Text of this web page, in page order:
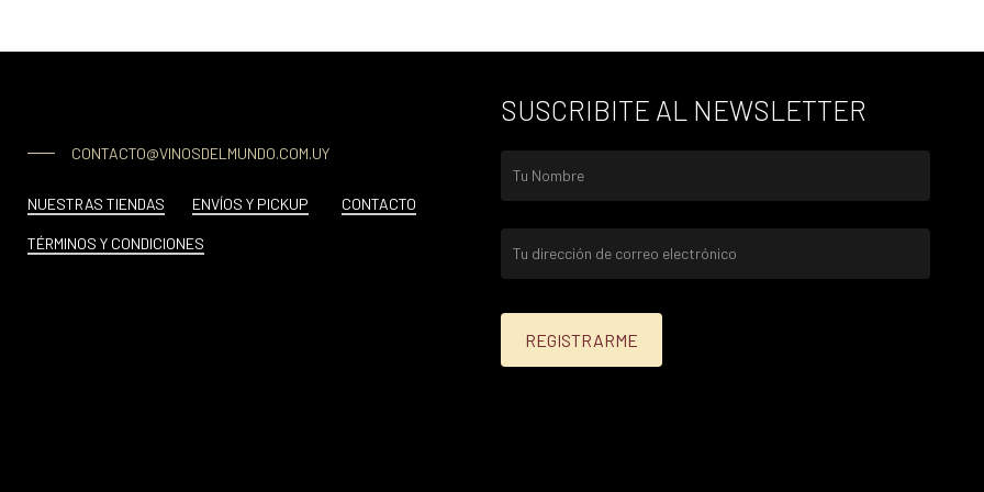
CONTACTO@VINOSDELMUNDO.COM.UY
NUESTRAS TIENDAS ENVÍOS Y PICKUP CONTACTO
TÉRMINOS Y CONDICIONES
SUSCRIBITE AL NEWSLETTER